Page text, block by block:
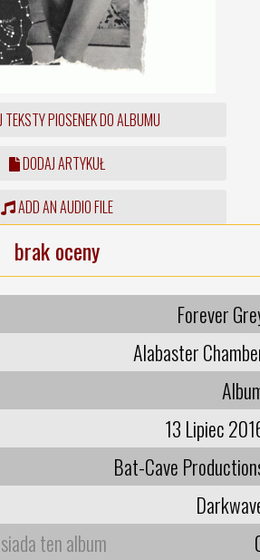
TEKSTY PIOSENEK DO ALBUMU
DODAJ ARTYKUŁ
ADD AN AUDIO FILE
brak oceny
Forever
Alabaster
13 Lipiec
Bat-Cave
ten album